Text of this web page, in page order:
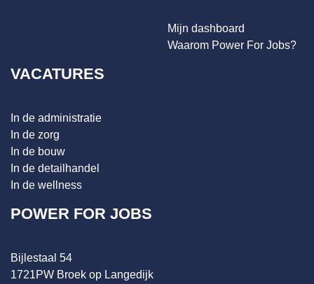
Mijn dashboard
Waarom Power For Jobs?
VACATURES
In de administratie
In de zorg
In de bouw
In de detailhandel
In de wellness
POWER FOR JOBS
Bijlestaal 54
1721PW Broek op Langedijk